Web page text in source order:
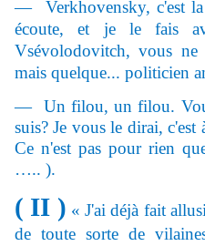
— Verkhovensky, c'est
écoute, et je le fais
Vsévolodovitch, vous ne
mais quelque... politicien
— Un filou, un filou.
suis? Je vous le dirai,
Ce n'est pas pour rien
….. ).
( II ) « J'ai déjà fait
de toute sorte de